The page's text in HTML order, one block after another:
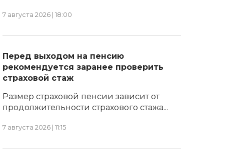
7 августа 2026 | 18:00
Перед выходом на пенсию
рекомендуется заранее проверить
страховой стаж
Размер страховой пенсии зависит от
продолжительности страхового стажа...
7 августа 2026 | 11:15